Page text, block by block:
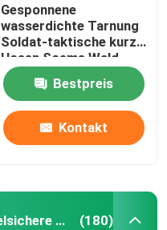
Gesponnene
wasserdichte Tarnung
Soldat-taktische kurze
Hosen Soems Wald
Bestpreis
Kontakt
Militärische taktische kugelsichere Weste (180)